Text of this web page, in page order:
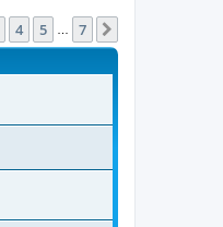
из
4 5 7